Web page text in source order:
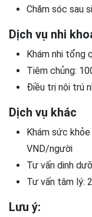
Chăm sóc sau
Dịch vụ nhi
Khám nhi tổng
Tiêm chủng:
Điều trị nội trú
Dịch vụ khác
Khám sức
VND/người
Tư vấn dinh
Tư vấn tâm lý:
Lưu ý: